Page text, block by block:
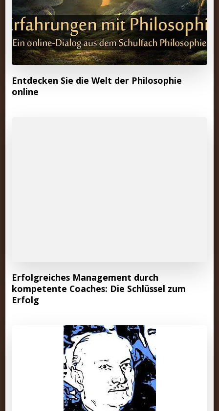
Entdecken Sie die Welt der Philosophie
online
Erfolgreiches Management durch
kompetente Coaches: Die Schlüssel zum
Erfolg